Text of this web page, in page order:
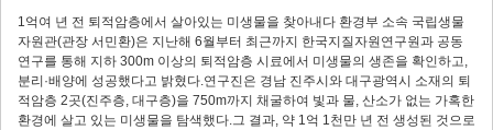
1억여 년 전 퇴적암층에서 살아있는 미생물을 찾아내다 환경부 소속 국립생물
자원관(관장 서민환)은 지난해 6월부터 최근까지 한국지질자원연구원과 공동
연구를 통해 지하 300m 이상의 퇴적암층 시료에서 미생물의 생존을 확인하고,
분리·배양에 성공했다고 밝혔다.연구진은 경남 진주시와 대구광역시 소재의 퇴
적암층 2곳(진주층, 대구층)을 750m까지 채굴하여 빛과 물, 산소가 없는 가혹한
환경에 살고 있는 미생물을 탐색했다.그 결과, 약 1억 1천만 년 전 생성된 것으로